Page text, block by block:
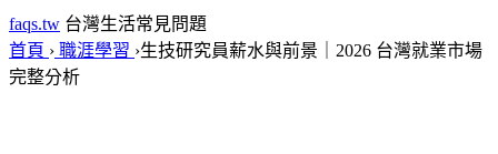
faqs.tw 台灣生活常見問題
首頁 › 職涯學習 ›生技研究員薪水與前景｜2026 台灣就業市場
完整分析